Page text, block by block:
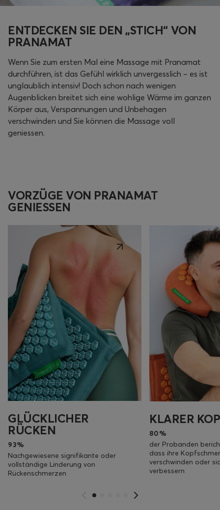
ENTDECKEN SIE DEN „STICH“ VON
PRANAMAT
Wenn Sie zum ersten Mal eine Massage mit Pranamat
durchführen, ist das Gefühl wirklich unvergesslich – es ist
unglaublich intensiv! Doch schon nach wenigen
Augenblicken breitet sich eine wohlige Wärme im ganzen
Körper aus, Verspannungen und Unbehagen
verschwinden und Sie können die Massage voll
geniessen.
VORZÜGE VON PRANAMAT
GENIESSEN
GLÜCKLICHER
RÜCKEN
93%
Nachgewiesene signifikante oder
vollständige Linderung von
Rückenschmerzen
KLARER
80%
der Probanden
dass ihre
verschwinden oder
verbessern